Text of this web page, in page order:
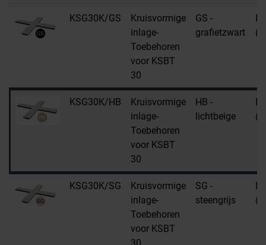
KSG30K/GS
Kruisvormige
inlage-
Toebehoren
voor KSBT
30
GS -
grafietzwart
KSG30K/HB
Kruisvormige
inlage-
Toebehoren
voor KSBT
30
HB -
lichtbeige
KSG30K/SG
Kruisvormige
inlage-
Toebehoren
voor KSBT
SG -
steengrijs